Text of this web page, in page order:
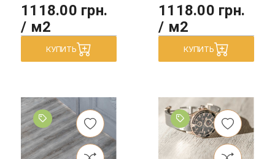
1118.00 грн.
/ м2
КУПИТЬ
1118.00 грн.
/ м2
КУПИТЬ